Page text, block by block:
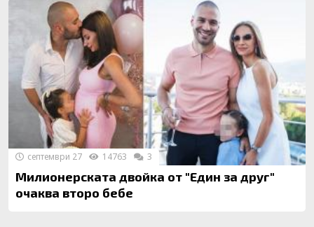
Милионерската двойка от "Един за друг"
очаква второ бебе
септември 27 14763 3